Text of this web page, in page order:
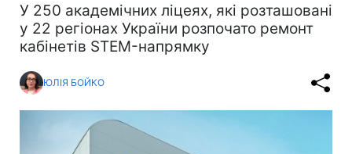
У 250 академічних ліцеях, які розташовані
у 22 регіонах України розпочато ремонт
кабінетів STEM-напрямку
ЮЛІЯ БОЙКО